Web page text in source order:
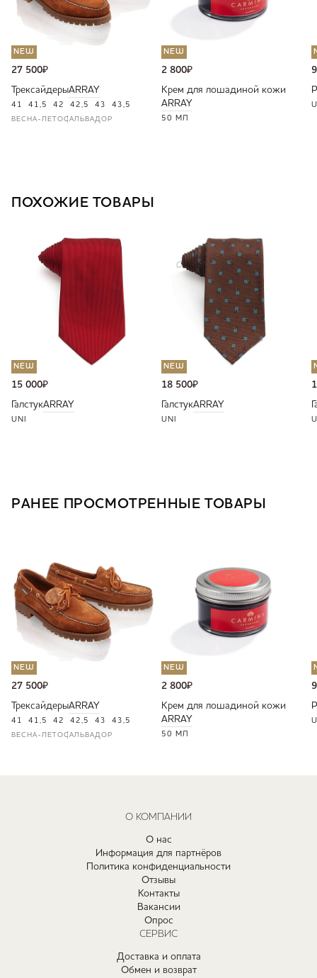
NEW
27 500₽
ТрексайдерыARRAY
41 41,5 42 42,5 43 43,5
ВЕСНА-ЛЕТОСАЛЬВАДОР
NEW
2 800₽
Крем для лошадиной кожи
ARRAY
50 МЛ
ПОХОЖИЕ ТОВАРЫ
NEW
15 000₽
ГалстукARRAY
UNI
NEW
18 500₽
ГалстукARRAY
UNI
РАНЕЕ ПРОСМОТРЕННЫЕ ТОВАРЫ
NEW
27 500₽
ТрексайдерыARRAY
41 41,5 42 42,5 43 43,5
ВЕСНА-ЛЕТОСАЛЬВАДОР
NEW
2 800₽
Крем для лошадиной кожи
ARRAY
50 МЛ
О КОМПАНИИ
О нас
Информация для партнёров
Политика конфиденциальности
Отзывы
Контакты
Вакансии
Опрос
СЕРВИС
Доставка и оплата
Обмен и возврат